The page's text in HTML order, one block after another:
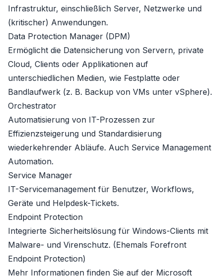
Infrastruktur, einschließlich Server, Netzwerke und
(kritischer) Anwendungen.
Data Protection Manager (DPM)
Ermöglicht die Datensicherung von Servern, private
Cloud, Clients oder Applikationen auf
unterschiedlichen Medien, wie Festplatte oder
Bandlaufwerk (z. B. Backup von VMs unter vSphere).
Orchestrator
Automatisierung von IT-Prozessen zur
Effizienzsteigerung und Standardisierung
wiederkehrender Abläufe. Auch Service Management
Automation.
Service Manager
IT-Servicemanagement für Benutzer, Workflows,
Geräte und Helpdesk-Tickets.
Endpoint Protection
Integrierte Sicherheitslösung für Windows-Clients mit
Malware- und Virenschutz. (Ehemals Forefront
Endpoint Protection)
Mehr Informationen finden Sie auf der Microsoft